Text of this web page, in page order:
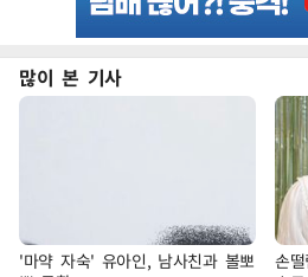
많이 본 기사
'마약 자숙' 유아인, 남사친과 볼뽀
손